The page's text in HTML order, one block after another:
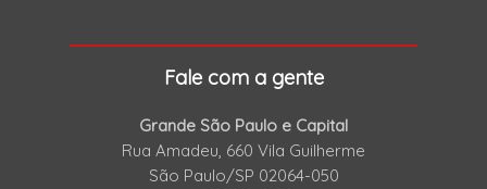
Fale com a gente
Grande São Paulo e Capital
Rua Amadeu, 660 Vila Guilherme
São Paulo/SP 02064-050